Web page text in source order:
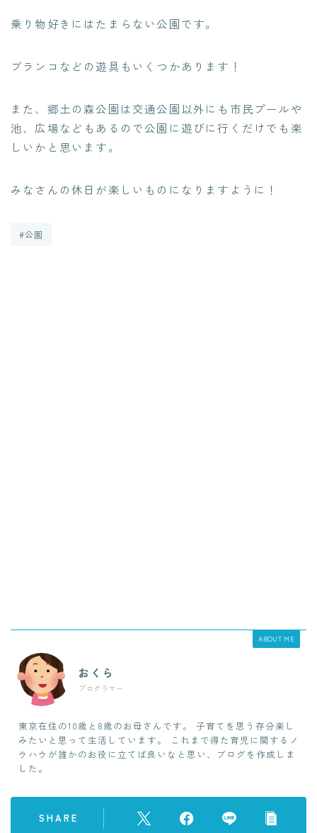
乗り物好きにはたまらない公園です。
ブランコなどの遊具もいくつかあります！
また、郷土の森公園は交通公園以外にも市民プールや
池、広場などもあるので公園に遊びに行くだけでも楽
しいかと思います。
みなさんの休日が楽しいものになりますように！
#公園
ABOUT ME
おくら
プログラマー
東京在住の10歳と8歳のお母さんです。 子育てを思う存分楽し
みたいと思って生活しています。 これまで得た育児に関するノ
ウハウが誰かのお役に立てば良いなと思い、ブログを作成しま
した。
SHARE